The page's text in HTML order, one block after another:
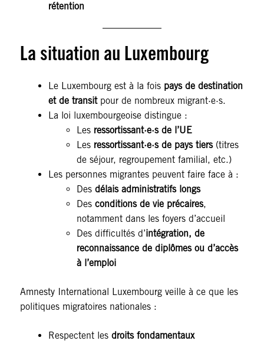
rétention
La situation au Luxembourg
Le Luxembourg est à la fois pays de destination
et de transitpour de nombreux migrant·e·s.
La loi luxembourgeoise distingue :
Les ressortissant·e·s de l’UE
Les ressortissant·e·s de pays tiers(titres
de séjour, regroupement familial, etc.)
Les personnes migrantes peuvent faire face à :
Des délais administratifs longs
Des conditions de vie précaires,
notamment dans les foyers d’accueil
Des difficultés d’intégration, de
reconnaissance de diplômes ou d’accès
à l’emploi
Amnesty International Luxembourg veille à ce que les
politiques migratoires nationales :
Respectent les droits fondamentaux